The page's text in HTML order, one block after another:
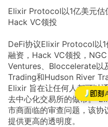
Elixir Protocol以1亿美元估
Hack VC领投
DeFi协议Elixir Protocol以
融资，Hack VC领投，
Ventures、Bloccelerate以
Trading和Hudson River
Elixir 旨在让任何人都可以
去中心化交易所的做市。
市商面临的审查问题，该协
提供更高的透明度。